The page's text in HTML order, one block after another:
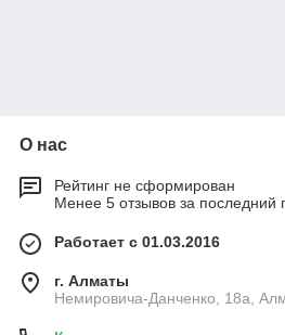
О нас
Рейтинг не сформирован
Менее 5 отзывов за последний
Работает с 01.03.2016
г. Алматы
Немировича-Данченко, 18а,